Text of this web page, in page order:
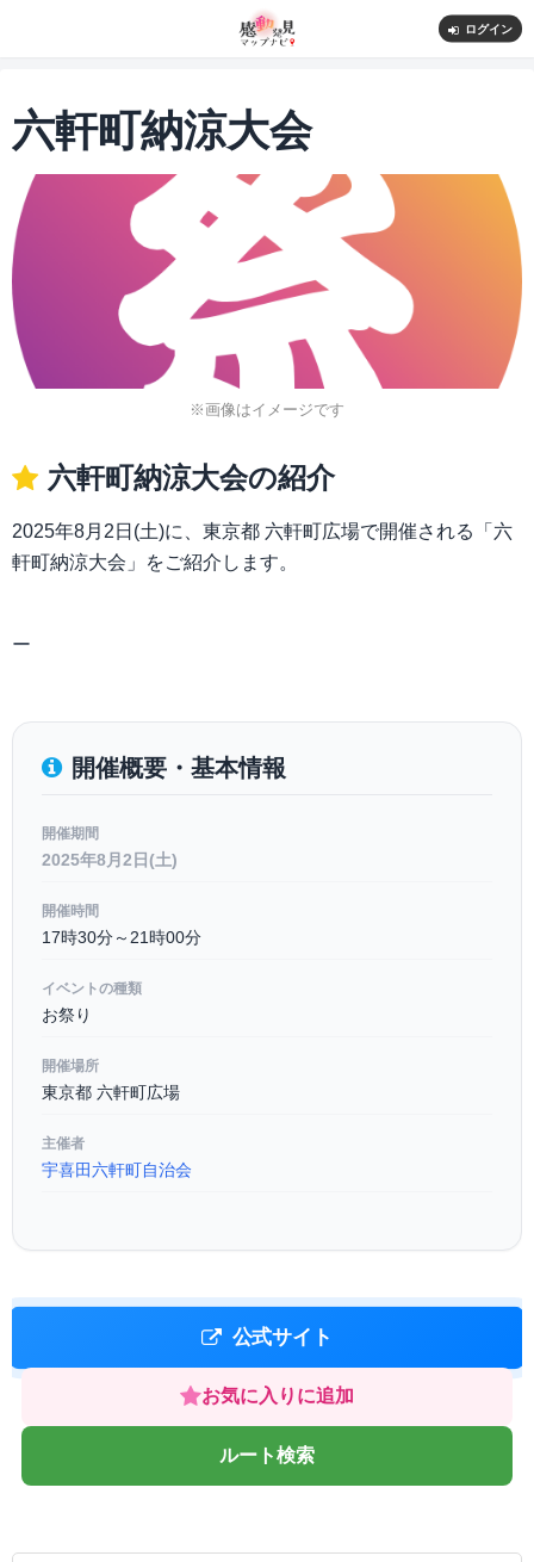
ログイン
六軒町納涼大会
※画像はイメージです
六軒町納涼大会の紹介
2025年8月2日(土)に、東京都 六軒町広場で開催される「六
軒町納涼大会」をご紹介します。
ー
開催概要・基本情報
開催期間
2025年8月2日(土)
開催時間
17時30分～21時00分
イベントの種類
お祭り
開催場所
東京都 六軒町広場
主催者
宇喜田六軒町自治会
公式サイト
お気に入りに追加
ルート検索